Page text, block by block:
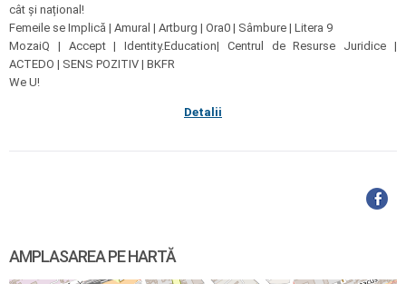
cât și național!
Femeile se Implică | Amural | Artburg | Ora0 | Sâmbure | Litera 9
MozaiQ | Accept | Identity.Education| Centrul de Resurse Juridice |
ACTEDO | SENS POZITIV | BKFR
We U!
Detalii
AMPLASAREA PE HARTĂ